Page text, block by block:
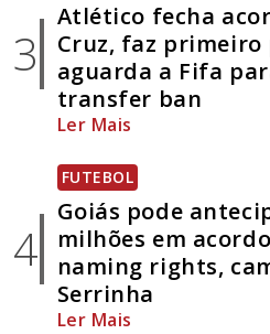
3
Atlético fecha
Cruz, faz primeiro
aguarda a Fifa
transfer ban
Ler Mais
4
FUTEBOL
Goiás pode
milhões em
naming rights,
Serrinha
Ler Mais